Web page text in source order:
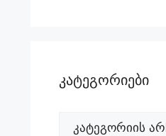
კატეგორიები